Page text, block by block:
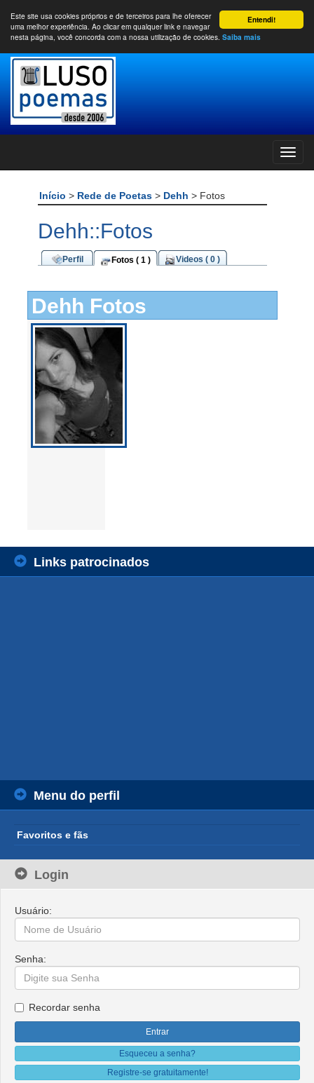
Entendi!
Este site usa cookies próprios e de terceiros para lhe oferecer
uma melhor experiência. Ao clicar em qualquer link e navegar
nesta página, você concorda com a nossa utilização de cookies. Saiba mais
Início > Rede de Poetas > Dehh > Fotos
Dehh::Fotos
Perfil Fotos ( 1 ) Videos ( 0 )
Dehh Fotos
Links patrocinados
Menu do perfil
Favoritos e fãs
Login
Usuário:
Senha:
Recordar senha
Esqueceu a senha?
Registre-se gratuitamente!